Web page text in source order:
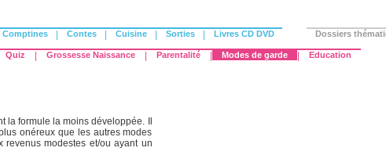
Comptines Contes Cuisine Sorties Livres CD DVD Dossiers
Quiz Grossesse Naissance Parentalité Modes de garde Education
la formule la moins développée. Il
onéreux que les autres modes
modestes et/ou ayant un